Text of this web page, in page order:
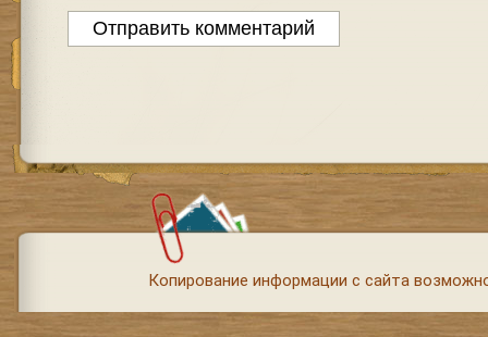
Копирование информации с сайта